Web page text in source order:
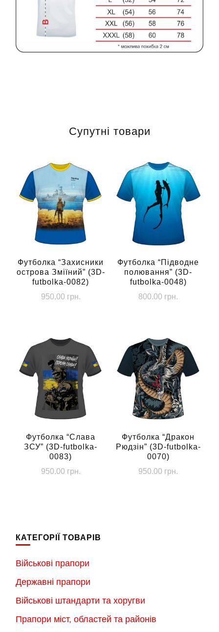
Супутні товари
Футболка “Захисники
острова Зміїний” (3D-
futbolka-0082)
950.00 грн.
має
кілька
варіантів.
Параметри
можна
вибрати
на
сторінці
товару
Футболка “Підводне
полювання” (3D-
futbolka-0048)
800.00 грн.
має
кілька
варіантів.
Параметри
можна
вибрати
на
сторінці
товару
Футболка “Слава
ЗСУ” (3D-futbolka-
0083)
950.00 грн.
варіантів.
можна
вибрати
на
товару
Футболка “Дракон
Рюдзін” (3D-futbolka-
0070)
950.00 грн.
КАТЕГОРІЇ ТОВАРІВ
Військові прапори
Державні прапори
Військові штандарти та хоругви
Прапори міст, областей та районів